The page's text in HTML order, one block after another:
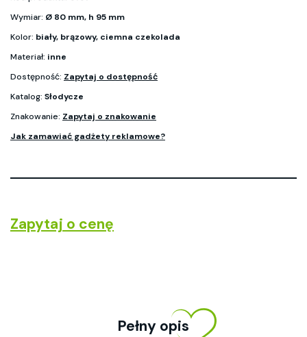
Wymiar: Ø 80 mm, h 95 mm
Kolor: biały, brązowy, ciemna czekolada
Materiał: inne
Dostępność: Zapytaj o dostępność
Katalog: Słodycze
Znakowanie: Zapytaj o znakowanie
Jak zamawiać gadżety reklamowe?
Zapytaj o cenę
Pełny opis